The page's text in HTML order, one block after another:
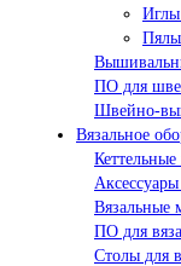
ПО для
Швейно-
Вязальное
Вязальные
ПО для
Столы для